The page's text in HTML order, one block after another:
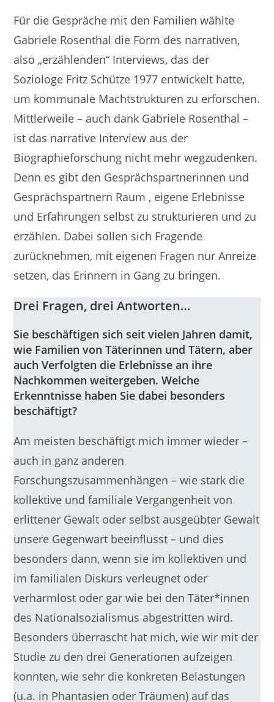
Für die Gespräche mit den Familien wählte
Gabriele Rosenthal die Form des narrativen,
also „erzählenden“ Interviews, das der
Soziologe Fritz Schütze 1977 entwickelt hatte,
um kommunale Machtstrukturen zu erforschen.
Mittlerweile – auch dank Gabriele Rosenthal –
ist das narrative Interview aus der
Biographieforschung nicht mehr wegzudenken.
Denn es gibt den Gesprächspartnerinnen und
Gesprächspartnern Raum , eigene Erlebnisse
und Erfahrungen selbst zu strukturieren und zu
erzählen. Dabei sollen sich Fragende
zurücknehmen, mit eigenen Fragen nur Anreize
setzen, das Erinnern in Gang zu bringen.
Drei Fragen, drei Antworten…
Sie beschäftigen sich seit vielen Jahren damit,
wie Familien von Täterinnen und Tätern, aber
auch Verfolgten die Erlebnisse an ihre
Nachkommen weitergeben. Welche
Erkenntnisse haben Sie dabei besonders
beschäftigt?
Am meisten beschäftigt mich immer wieder –
auch in ganz anderen
Forschungszusammenhängen – wie stark die
kollektive und familiale Vergangenheit von
erlittener Gewalt oder selbst ausgeübter Gewalt
unsere Gegenwart beeinflusst – und dies
besonders dann, wenn sie im kollektiven und
im familialen Diskurs verleugnet oder
verharmlost oder gar wie bei den Täter*innen
des Nationalsozialismus abgestritten wird.
Besonders überrascht hat mich, wie wir mit der
Studie zu den drei Generationen aufzeigen
konnten, wie sehr die konkreten Belastungen
(u.a. in Phantasien oder Träumen) auf das